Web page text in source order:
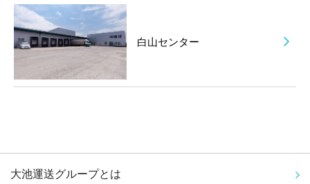
白山センター
大池運送グループとは